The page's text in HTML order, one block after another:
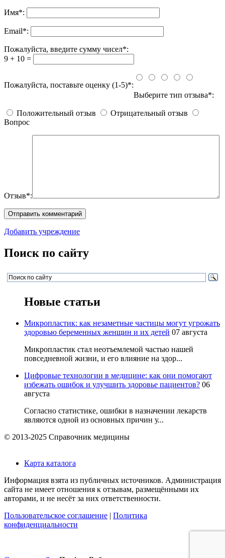
Имя*:
Email*:
Пожалуйста, введите сумму чисел*:
9 + 10 =
Пожалуйста, поставьте оценку (1-5)*:
Выберите тип отзыва*:
Положительный отзыв
Отрицательный отзыв
Вопрос
Отзыв*:
Добавить учреждение
Поиск по сайту
Новые статьи
Микропластик: как незаметные частицы могут угрожать
здоровью беременных женщин и их детей 07 августа
Микропластик стал неотъемлемой частью нашей
повседневной жизни, и его влияние на здор...
Цифровые технологии в медицине: как они помогают
избежать ошибок и улучшить здоровье пациентов? 06
августа
Согласно статистике, ошибки в назначении лекарств
являются одной из основных причин у...
© 2013-2025 Справочник медицины
Карта каталога
Информация взята из публичных источников. Администрация
сайта не имеет отношения к отзывам, размещёнными их
авторами, и не несёт за них ответственности.
Пользовательское соглашение | Политика
конфиденциальности